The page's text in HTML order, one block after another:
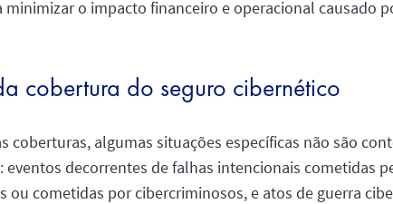
minimizar o impacto financeiro e operacional causado
cobertura do seguro cibernético
coberturas, algumas situações específicas não são
eventos decorrentes de falhas intencionais cometidas
ou cometidas por cibercriminosos, e atos de guerra